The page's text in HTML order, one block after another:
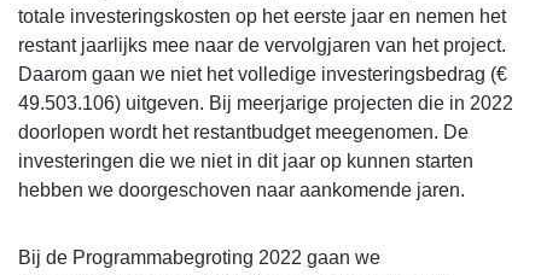
Bijlage
Investeringen
Investeringen
totale investeringskosten op het eerste jaar en nemen het
restant jaarlijks mee naar de vervolgjaren van het project.
Daarom gaan we niet het volledige investeringsbedrag (€
49.503.106) uitgeven. Bij meerjarige projecten die in 2022
doorlopen wordt het restantbudget meegenomen. De
investeringen die we niet in dit jaar op kunnen starten
hebben we doorgeschoven naar aankomende jaren.
Bij de Programmabegroting 2022 gaan we